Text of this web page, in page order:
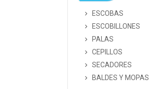
ESCOBAS
ESCOBILLONES
PALAS
CEPILLOS
SECADORES
BALDES Y MOPAS